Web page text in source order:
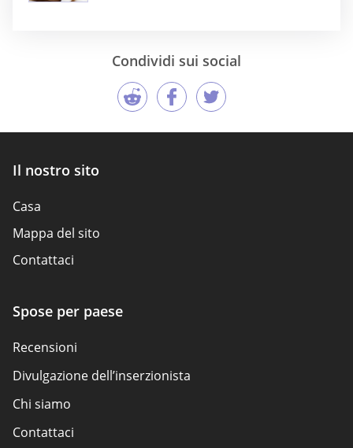
Condividi sui social
Il nostro sito
Casa
Mappa del sito
Contattaci
Spose per paese
Recensioni
Divulgazione dell’inserzionista
Chi siamo
Contattaci